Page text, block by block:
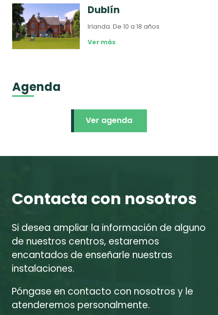
Dublín
Irlanda.De 10 a 18 años
Ver más
Agenda
Ver agenda
Contacta con nosotros
Si desea ampliar la información de alguno
de nuestros centros, estaremos
encantados de enseñarle nuestras
instalaciones.
Póngase en contacto con nosotros y le
atenderemos personalmente.